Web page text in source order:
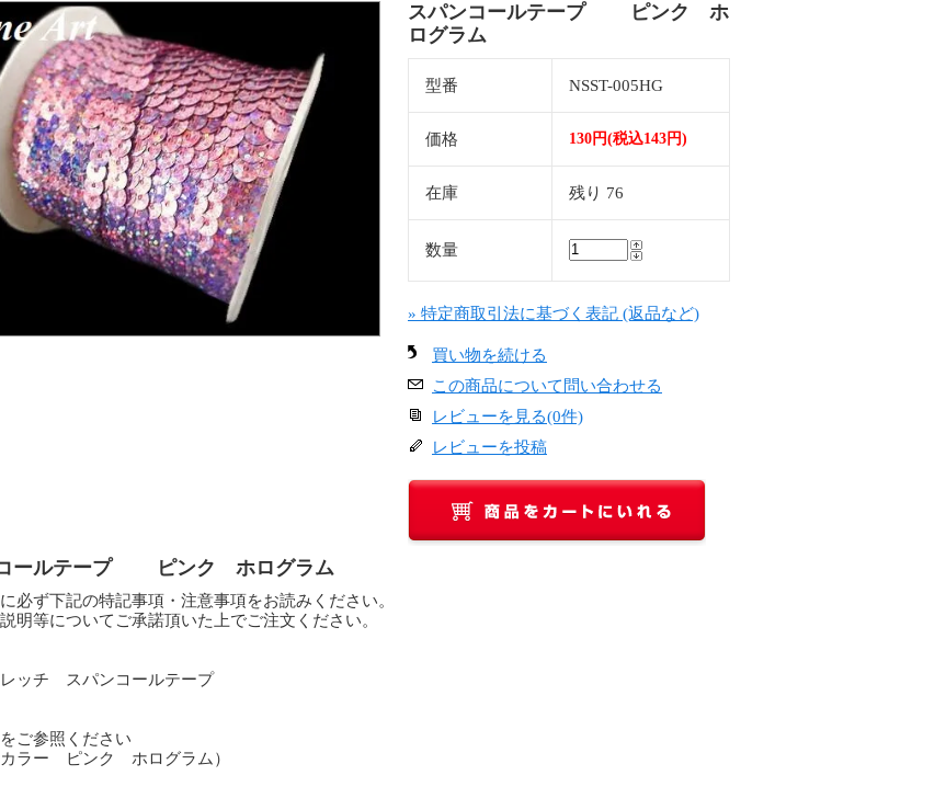
スパンコールテープ ピンク ホ
ログラム
型番 NSST-005HG
価格 130円(税込143円)
在庫 残り 76
数量
» 特定商取引法に基づく表記 (返品など)
買い物を続ける
この商品について問い合わせる
レビューを見る(0件)
レビューを投稿
ールテープ ピンク ホログラム
必ず下記の特記事項・注意事項をお読みください。
明等についてご承諾頂いた上でご注文ください。
レッチ スパンコールテープ
ご参照ください
ラー ピンク ホログラム）